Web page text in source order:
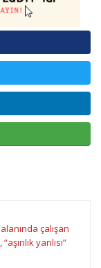
çalışan
yanlısı”